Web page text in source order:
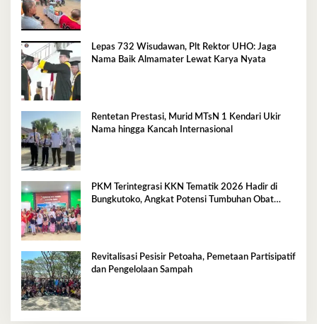
Lepas 732 Wisudawan, Plt Rektor UHO: Jaga
Nama Baik Almamater Lewat Karya Nyata
Rentetan Prestasi, Murid MTsN 1 Kendari Ukir
Nama hingga Kancah Internasional
PKM Terintegrasi KKN Tematik 2026 Hadir di
Bungkutoko, Angkat Potensi Tumbuhan Obat
Revitalisasi Pesisir Petoaha, Pemetaan Partisipatif
dan Pengelolaan Sampah